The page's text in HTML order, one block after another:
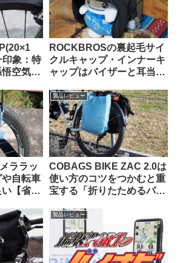
印象：特
空気分
タイ
カスタマ
ROCKBROSの裏起毛サイ
クルキャップ・インナーキ
ャップはバイザーと耳当て
冬の高強度ライドにも良し
ララッ
自転車
【省ス
製品レビュー
COBAGS BIKE ZAC 2.0は
使い方のコツをつかむと重
宝する「折りたためるパニ
ャンプ・輪行でも】
製品レビュー